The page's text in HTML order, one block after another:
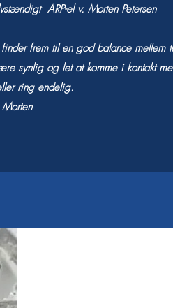
ARP-el v. Morten Petersen
frem til en god balance mellem
synlig og let at komme i kontakt
ring endelig.
Morten